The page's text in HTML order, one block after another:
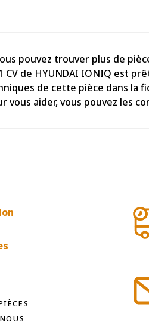
pouvez trouver plus de
CV de HYUNDAI IONIQ est
de cette pièce dans la
vous aider, vous pouvez les